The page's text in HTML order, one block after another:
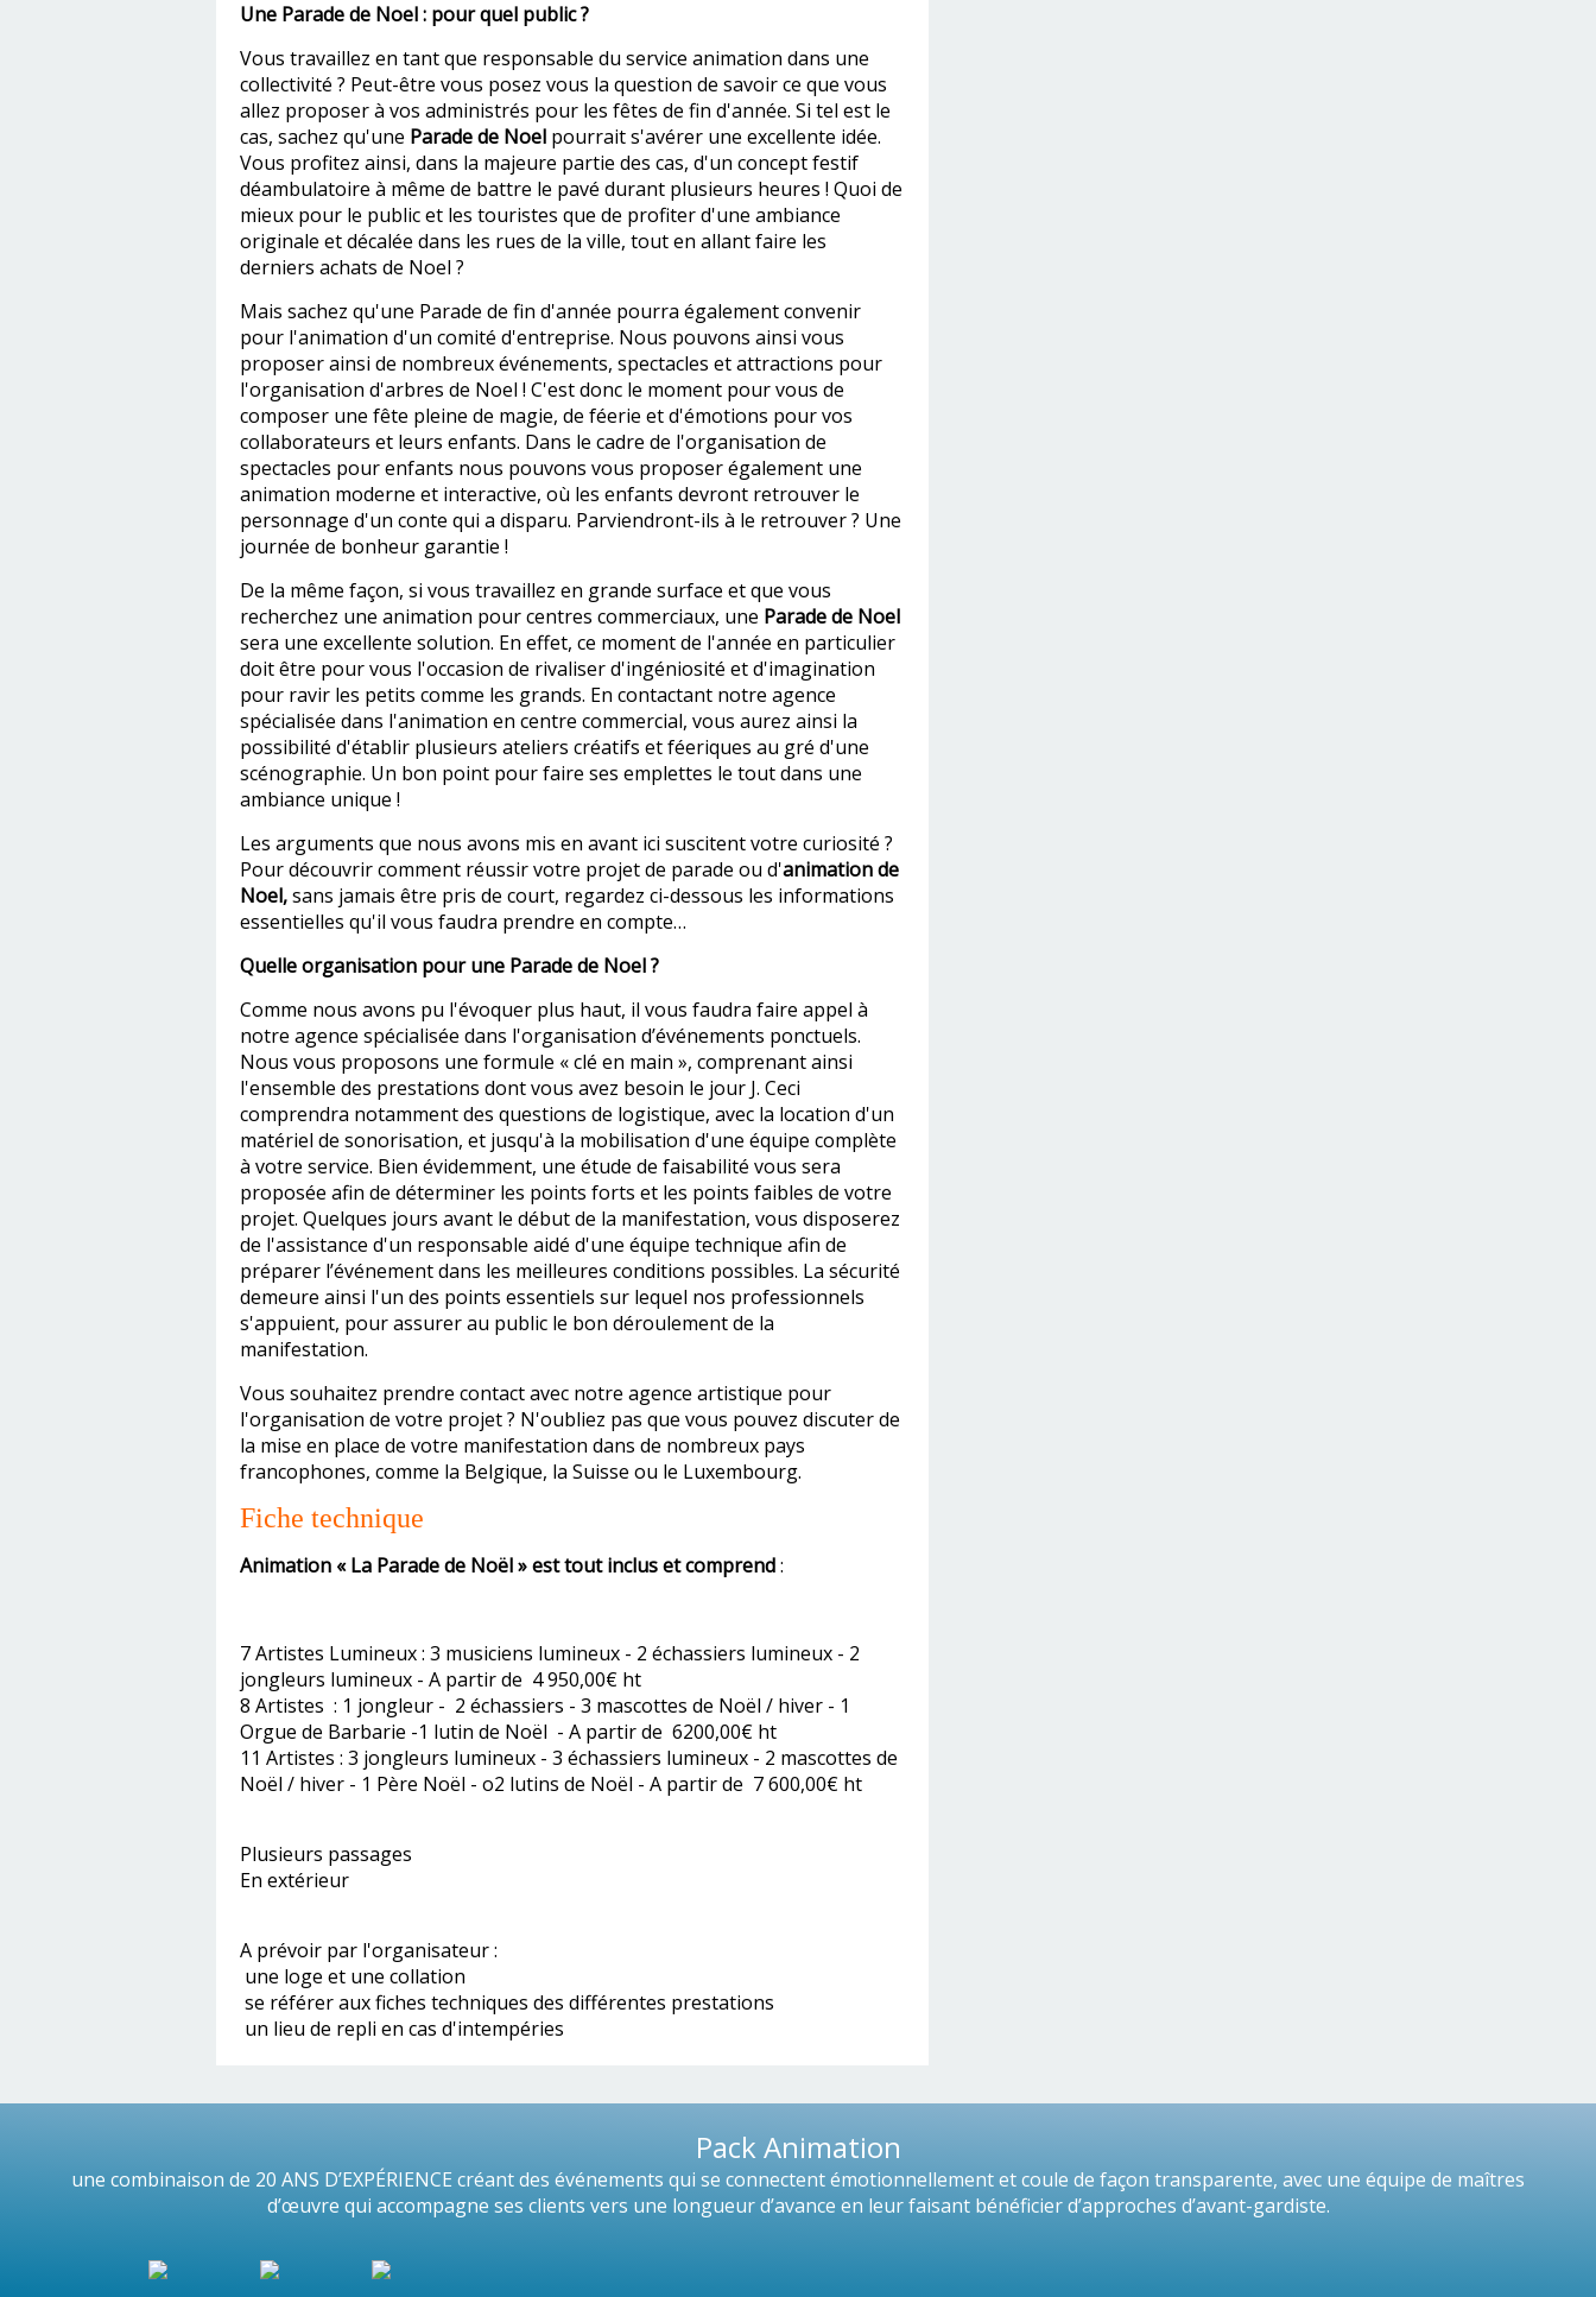
Une Parade de Noel : pour quel public ?
Vous travaillez en tant que responsable du service animation dans une
collectivité ? Peut-être vous posez vous la question de savoir ce que vous
allez proposer à vos administrés pour les fêtes de fin d'année. Si tel est le
cas, sachez qu'une Parade de Noel pourrait s'avérer une excellente idée.
Vous profitez ainsi, dans la majeure partie des cas, d'un concept festif
déambulatoire à même de battre le pavé durant plusieurs heures ! Quoi de
mieux pour le public et les touristes que de profiter d'une ambiance
originale et décalée dans les rues de la ville, tout en allant faire les
derniers achats de Noel ?
Mais sachez qu'une Parade de fin d'année pourra également convenir
pour l'animation d'un comité d'entreprise. Nous pouvons ainsi vous
proposer ainsi de nombreux événements, spectacles et attractions pour
l'organisation d'arbres de Noel ! C'est donc le moment pour vous de
composer une fête pleine de magie, de féerie et d'émotions pour vos
collaborateurs et leurs enfants. Dans le cadre de l'organisation de
spectacles pour enfants nous pouvons vous proposer également une
animation moderne et interactive, où les enfants devront retrouver le
personnage d'un conte qui a disparu. Parviendront-ils à le retrouver ? Une
journée de bonheur garantie !
De la même façon, si vous travaillez en grande surface et que vous
recherchez une animation pour centres commerciaux, une Parade de Noel
sera une excellente solution. En effet, ce moment de l'année en particulier
doit être pour vous l'occasion de rivaliser d'ingéniosité et d'imagination
pour ravir les petits comme les grands. En contactant notre agence
spécialisée dans l'animation en centre commercial, vous aurez ainsi la
possibilité d'établir plusieurs ateliers créatifs et féeriques au gré d'une
scénographie. Un bon point pour faire ses emplettes le tout dans une
ambiance unique !
Les arguments que nous avons mis en avant ici suscitent votre curiosité ?
Pour découvrir comment réussir votre projet de parade ou d'animation de
Noel,sans jamais être pris de court, regardez ci-dessous les informations
essentielles qu'il vous faudra prendre en compte…
Quelle organisation pour une Parade de Noel ?
Comme nous avons pu l'évoquer plus haut, il vous faudra faire appel à
notre agence spécialisée dans l'organisation d’événements ponctuels.
Nous vous proposons une formule « clé en main », comprenant ainsi
l'ensemble des prestations dont vous avez besoin le jour J. Ceci
comprendra notamment des questions de logistique, avec la location d'un
matériel de sonorisation, et jusqu'à la mobilisation d'une équipe complète
à votre service. Bien évidemment, une étude de faisabilité vous sera
proposée afin de déterminer les points forts et les points faibles de votre
projet. Quelques jours avant le début de la manifestation, vous disposerez
de l'assistance d'un responsable aidé d'une équipe technique afin de
préparer l’événement dans les meilleures conditions possibles. La sécurité
demeure ainsi l'un des points essentiels sur lequel nos professionnels
s'appuient, pour assurer au public le bon déroulement de la
manifestation.
Vous souhaitez prendre contact avec notre agence artistique pour
l'organisation de votre projet ? N'oubliez pas que vous pouvez discuter de
la mise en place de votre manifestation dans de nombreux pays
francophones, comme la Belgique, la Suisse ou le Luxembourg.
Fiche technique
Animation «La Parade de Noël» est tout inclus et comprend:
7 Artistes Lumineux : 3 musiciens lumineux - 2 échassiers lumineux - 2
jongleurs lumineux - A partir de 4 950,00€ ht
8 Artistes : 1 jongleur - 2 échassiers - 3 mascottes de Noël / hiver - 1
Orgue de Barbarie -1 lutin de Noël - A partir de 6200,00€ ht
11 Artistes : 3 jongleurs lumineux - 3 échassiers lumineux - 2 mascottes de
Noël / hiver - 1 Père Noël - o2 lutins de Noël - A partir de 7 600,00€ ht
Plusieurs passages
En extérieur
A prévoir par l'organisateur :
une loge et une collation
se référer aux fiches techniques des différentes prestations
un lieu de repli en cas d'intempéries
Pack Animation
une combinaison de 20 ANS D’EXPÉRIENCE créant des événements qui se connectent émotionnellement et coule de façon transparente, avec une équipe de maîtres
d’œuvre qui accompagne ses clients vers une longueur d’avance en leur faisant bénéficier d’approches d’avant-gardiste.